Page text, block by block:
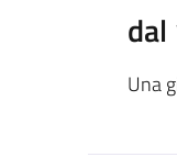
Una